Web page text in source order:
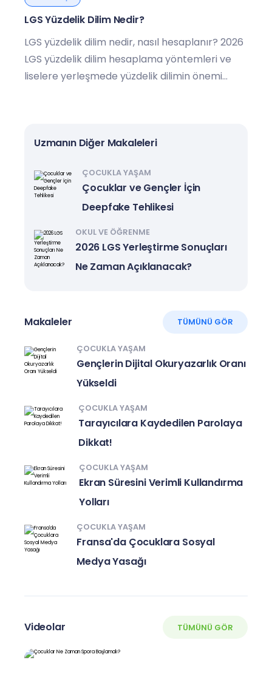
LGS Yüzdelik Dilim Nedir?
LGS yüzdelik dilim nedir, nasıl hesaplanır? 2026
LGS yüzdelik dilim hesaplama yöntemleri ve
liselere yerleşmede yüzdelik dilimin önemi
Uzmanın Diğer Makaleleri
ÇOCUKLA YAŞAM
Çocuklar ve Gençler İçin
Deepfake Tehlikesi
OKUL VE ÖĞRENME
2026 LGS Yerleştirme Sonuçları
Ne Zaman Açıklanacak?
Makaleler TÜMÜNÜ GÖR
ÇOCUKLA YAŞAM
Gençlerin Dijital Okuryazarlık Oranı
Yükseldi
ÇOCUKLA YAŞAM
Tarayıcılara Kaydedilen Parolaya
Dikkat!
ÇOCUKLA YAŞAM
Ekran Süresini Verimli Kullandırma
Yolları
ÇOCUKLA YAŞAM
Fransa'da Çocuklara Sosyal
Medya Yasağı
Videolar TÜMÜNÜ GÖR